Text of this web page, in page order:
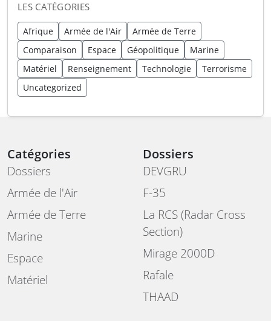
LES CATÉGORIES
Afrique Armée de l'Air
Armée de Terre
Comparaison
Espace Géopolitique
Marine
Matériel
Renseignement Technologie
Terrorisme
Uncategorized
Catégories
Dossiers
Armée de l'Air
Armée de Terre
Marine
Espace
Matériel
Dossiers
DEVGRU
F-35
La RCS (Radar Cross
Section)
Mirage 2000D
Rafale
THAAD